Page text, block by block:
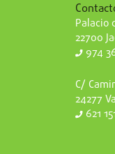
Palacio
22700
974
C/
24277
621